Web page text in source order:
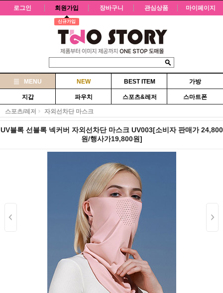
로그인 회원가입
신규가입
장바구니 관심상품 마이페이지
MENU NEW BEST ITEM 가방
지갑 파우치 스포츠&레저 스마트폰
스포츠/레저 자외선차단 마스크
UV블록 선블록 넥커버 자외선차단 마스크 UV003[소비자 판매가 24,800
원/행사가19,800원]